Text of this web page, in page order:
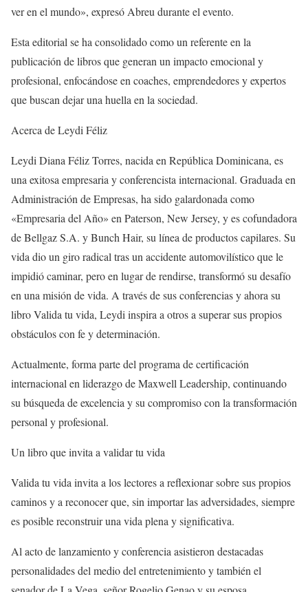
ver en el mundo», expresó Abreu durante el evento.
Esta editorial se ha consolidado como un referente en la
publicación de libros que generan un impacto emocional y
profesional, enfocándose en coaches, emprendedores y expertos
que buscan dejar una huella en la sociedad.
Acerca de Leydi Féliz
Leydi Diana Féliz Torres, nacida en República Dominicana, es
una exitosa empresaria y conferencista internacional. Graduada en
Administración de Empresas, ha sido galardonada como
«Empresaria del Año» en Paterson, New Jersey, y es cofundadora
de Bellgaz S.A. y Bunch Hair, su línea de productos capilares. Su
vida dio un giro radical tras un accidente automovilístico que le
impidió caminar, pero en lugar de rendirse, transformó su desafío
en una misión de vida. A través de sus conferencias y ahora su
libro Valida tu vida, Leydi inspira a otros a superar sus propios
obstáculos con fe y determinación.
Actualmente, forma parte del programa de certificación
internacional en liderazgo de Maxwell Leadership, continuando
su búsqueda de excelencia y su compromiso con la transformación
personal y profesional.
Un libro que invita a validar tu vida
Valida tu vida invita a los lectores a reflexionar sobre sus propios
caminos y a reconocer que, sin importar las adversidades, siempre
es posible reconstruir una vida plena y significativa.
Al acto de lanzamiento y conferencia asistieron destacadas
personalidades del medio del entretenimiento y también el